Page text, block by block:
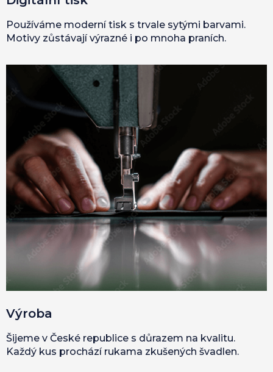
Používáme moderní tisk s trvale sytými barvami.
Motivy zůstávají výrazné i po mnoha praních.
Výroba
Šijeme v České republice s důrazem na kvalitu.
Každý kus prochází rukama zkušených švadlen.